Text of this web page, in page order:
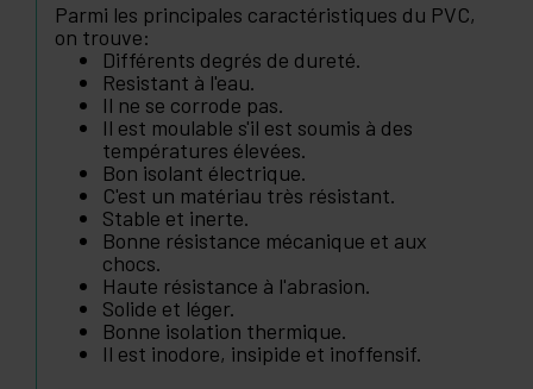
Parmi les principales caractéristiques du PVC,
on trouve:
Différents degrés de dureté.
Resistant à l'eau.
Il ne se corrode pas.
Il est moulable s'il est soumis à des
températures élevées.
Bon isolant électrique.
C'est un matériau très résistant.
Stable et inerte.
Bonne résistance mécanique et aux
chocs.
Haute résistance à l'abrasion.
Solide et léger.
Bonne isolation thermique.
Il est inodore, insipide et inoffensif.